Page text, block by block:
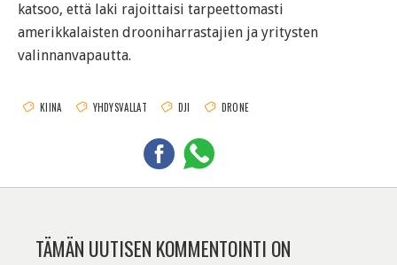
katsoo, että laki rajoittaisi tarpeettomasti
amerikkalaisten drooniharrastajien ja yritysten
valinnanvapautta.
KIINA YHDYSVALLAT DJI DRONE
TÄMÄN UUTISEN KOMMENTOINTI ON